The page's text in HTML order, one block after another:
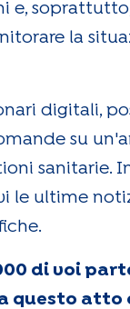
e,
la
digitali,
su
sanitarie.
le ultime
di voi
questo atto